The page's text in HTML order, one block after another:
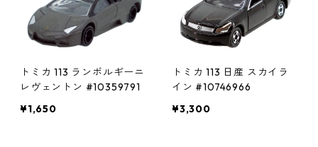
トミカ 113 ランボルギーニ
レヴェントン #10359791
¥1,650
トミカ 113 日産 スカイラ
イン #10746966
¥3,300